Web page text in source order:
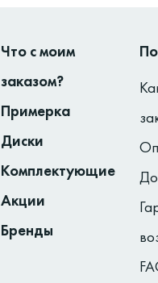
Что с моим
заказом?
Примерка
Диски
Комплектующие
Акции
Бренды